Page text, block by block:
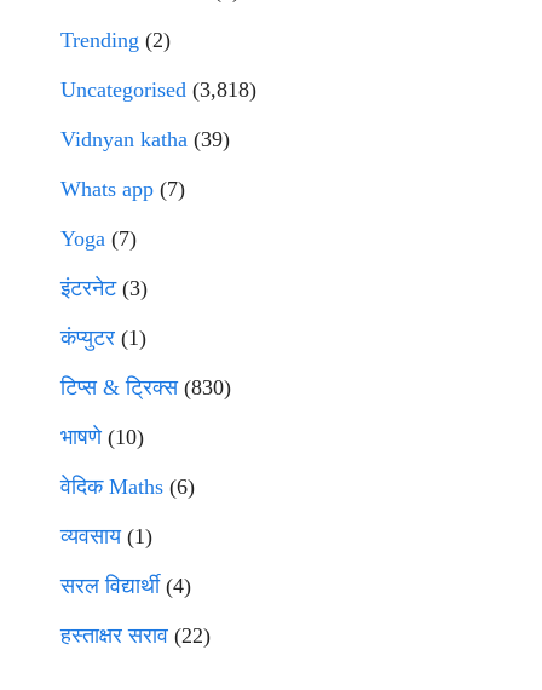
Trending (2)
Uncategorised (3,818)
Vidnyan katha (39)
Whats app (7)
Yoga (7)
इंटरनेट(3)
कंप्युटर (1)
टिप्स & ट्रिक्स(830)
भाषणे(10)
वेदिक Maths (6)
व्यवसाय(1)
सरल विद्यार्थी(4)
हस्ताक्षर सराव (22)